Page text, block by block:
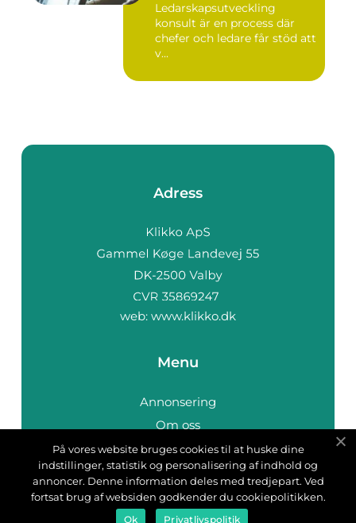
Ledarskapsutveckling
konsult är en process där
chefer och ledare får stöd att
v...
Adress
web: www.klikko.dk
Menu
Annonsering
Om oss
Cookies
Kontakta oss
Sitemap
På vores website bruges cookies til at huske dine
indstillinger, statistik og personalisering af indhold og
annoncer. Denne information deles med tredjepart. Ved
fortsat brug af websiden godkender du cookiepolitikken.
Ok Privatlivspolitik